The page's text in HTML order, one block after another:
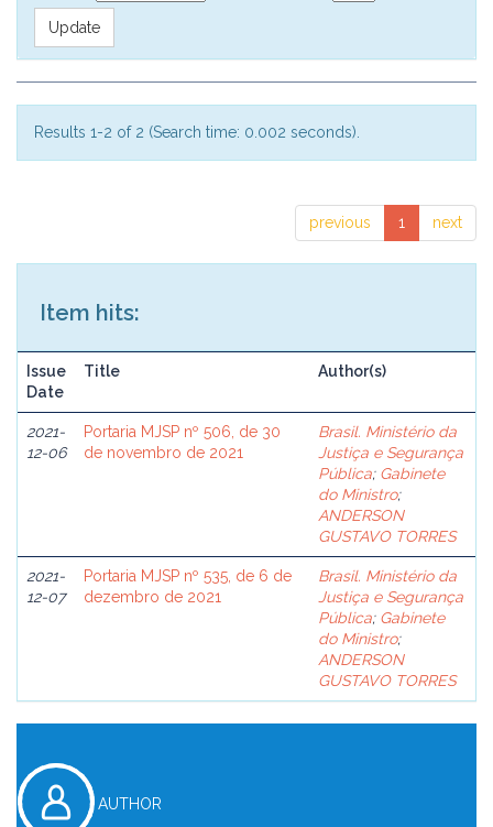
Results 1-2 of 2 (Search time: 0.002 seconds).
previous 1 next
Item hits:
Issue
Date
Title Author(s)
2021-
12-06
Portaria MJSP nº 506, de 30
de novembro de 2021
Brasil. Ministério da
Justiça e Segurança
Pública; Gabinete
do Ministro;
ANDERSON
GUSTAVO TORRES
2021-
12-07
Portaria MJSP nº 535, de 6 de
dezembro de 2021
Brasil. Ministério da
Justiça e Segurança
Pública; Gabinete
do Ministro;
ANDERSON
GUSTAVO TORRES
AUTHOR